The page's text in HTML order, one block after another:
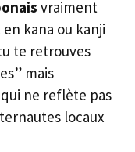
vraiment
kana ou kanji
te retrouves
mais
ne reflète pas
locaux